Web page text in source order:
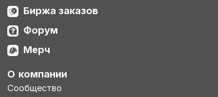
Биржа заказов
Форум
Мерч
О компании
Сообщество